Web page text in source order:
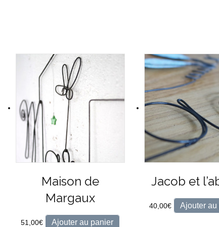
Maison de
Margaux
51,00€ Ajouter au panier
Jacob et
40,00€ Ajouter au